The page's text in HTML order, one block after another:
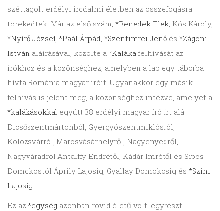
széttagolt erdélyi irodalmi életben az összefogásra
törekedtek. Már az első szám, *Benedek Elek, Kós Károly,
*Nyírő József, *Paál Árpád, *Szentimrei Jenő és *Zágoni
István aláírásával, közölte a *Kaláka felhívását az
írókhoz és a közönséghez, amelyben a lap egy táborba
hívta Románia magyar íróit. Ugyanakkor egy másik
felhívás is jelent meg, a közönséghez intézve, amelyet a
*kalákásokkal együtt 38 erdélyi magyar író írt alá
Dicsőszent­mártonból, Gyergyószent­miklósról,
Kolozsvárról, Marosvásárhelyről, Nagy­enyedről,
Nagyváradról An­talffy Endrétől, Kádár Imrétől és Sipos
Domokostól Áprily Lajosig, Gyallay Domokosig és *Szini
Lajosig.
Ez az *egység azonban rövid életű volt: egyrészt